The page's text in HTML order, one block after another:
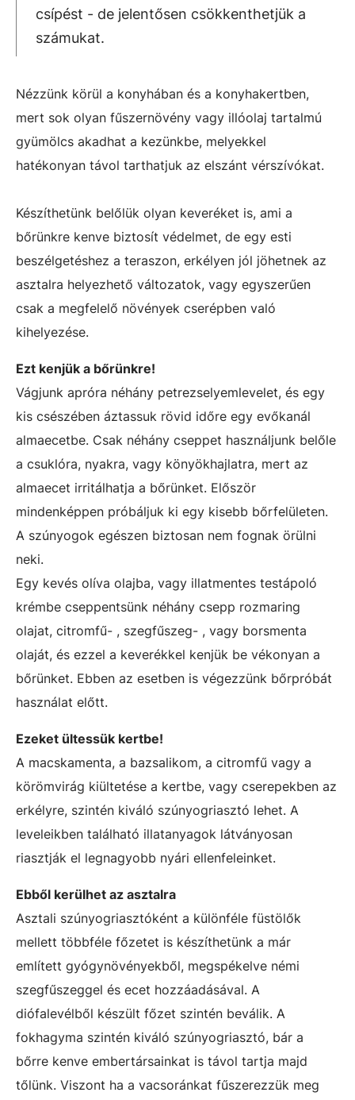
csípést - de jelentősen csökkenthetjük a
számukat.
Nézzünk körül a konyhában és a konyhakertben,
mert sok olyan fűszernövény vagy illóolaj tartalmú
gyümölcs akadhat a kezünkbe, melyekkel
hatékonyan távol tarthatjuk az elszánt vérszívókat.
Készíthetünk belőlük olyan keveréket is, ami a
bőrünkre kenve biztosít védelmet, de egy esti
beszélgetéshez a teraszon, erkélyen jól jöhetnek az
asztalra helyezhető változatok, vagy egyszerűen
csak a megfelelő növények cserépben való
kihelyezése.
Ezt kenjük a bőrünkre!
Vágjunk apróra néhány petrezselyemlevelet, és egy
kis csészében áztassuk rövid időre egy evőkanál
almaecetbe. Csak néhány cseppet használjunk belőle
a csuklóra, nyakra, vagy könyökhajlatra, mert az
almaecet irritálhatja a bőrünket. Először
mindenképpen próbáljuk ki egy kisebb bőrfelületen.
A szúnyogok egészen biztosan nem fognak örülni
neki.
Egy kevés olíva olajba, vagy illatmentes testápoló
krémbe cseppentsünk néhány csepp rozmaring
olajat, citromfű- , szegfűszeg- , vagy borsmenta
olaját, és ezzel a keverékkel kenjük be vékonyan a
bőrünket. Ebben az esetben is végezzünk bőrpróbát
használat előtt.
Ezeket ültessük kertbe!
A macskamenta, a bazsalikom, a citromfű vagy a
körömvirág kiültetése a kertbe, vagy cserepekben az
erkélyre, szintén kiváló szúnyogriasztó lehet. A
leveleikben található illatanyagok látványosan
riasztják el legnagyobb nyári ellenfeleinket.
Ebből kerülhet az asztalra
Asztali szúnyogriasztóként a különféle füstölők
mellett többféle főzetet is készíthetünk a már
említett gyógynövényekből, megspékelve némi
szegfűszeggel és ecet hozzáadásával. A
diófalevélből készült főzet szintén beválik. A
fokhagyma szintén kiváló szúnyogriasztó, bár a
bőrre kenve embertársainkat is távol tartja majd
tőlünk. Viszont ha a vacsoránkat fűszerezzük meg